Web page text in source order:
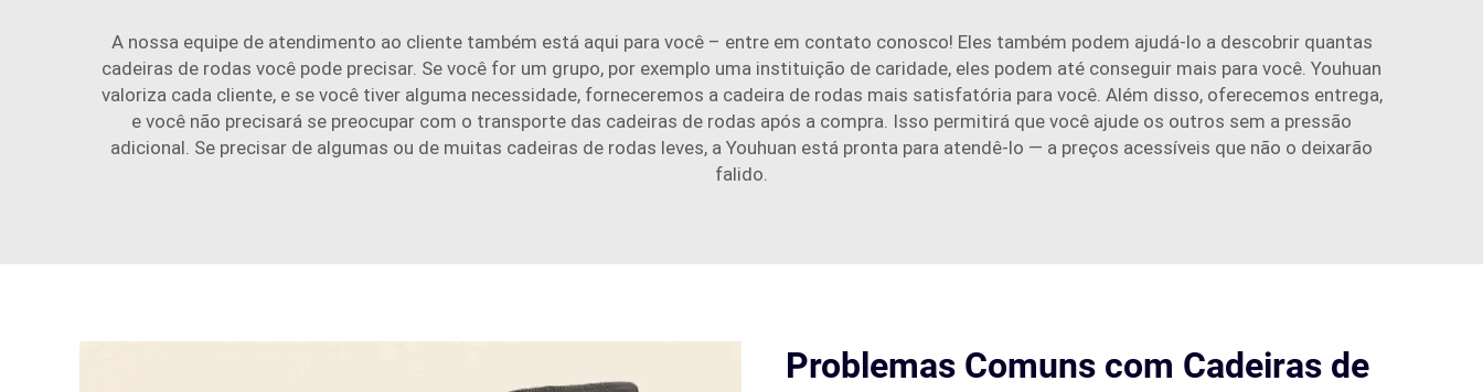
A nossa equipe de atendimento ao cliente também está aqui para você – entre em contato conosco! Eles também podem ajudá-lo a descobrir quantas
cadeiras de rodas você pode precisar. Se você for um grupo, por exemplo uma instituição de caridade, eles podem até conseguir mais para você. Youhuan
valoriza cada cliente, e se você tiver alguma necessidade, forneceremos a cadeira de rodas mais satisfatória para você. Além disso, oferecemos entrega,
e você não precisará se preocupar com o transporte das cadeiras de rodas após a compra. Isso permitirá que você ajude os outros sem a pressão
adicional. Se precisar de algumas ou de muitas cadeiras de rodas leves, a Youhuan está pronta para atendê-lo — a preços acessíveis que não o deixarão
falido.
Problemas Comuns com Cadeiras de